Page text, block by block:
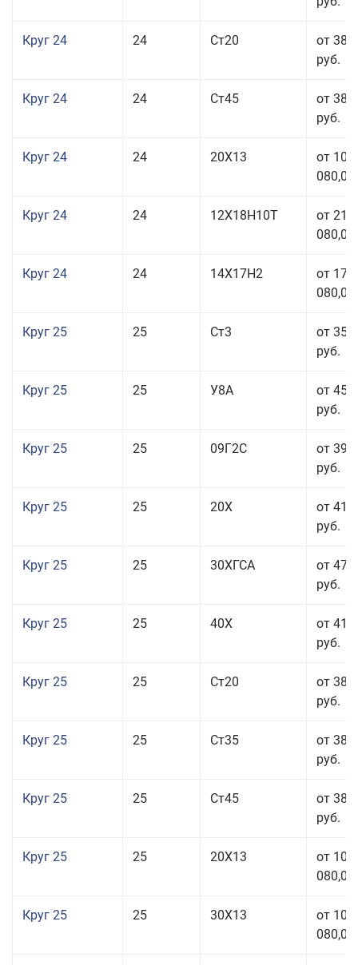
Круг 24 24 Ст20
от 38
руб.
Круг 24 24 Ст45
от 38
руб.
Круг 24 24 20Х13
от 103
080,00
Круг 24 24 12Х18Н10Т
от 211
080,00
Круг 24 24 14Х17Н2
от 178
080,00
Круг 25 25 Ст3
от 35
руб.
Круг 25 25 У8А
от 45
руб.
Круг 25 25 09Г2С
от 39
руб.
Круг 25 25 20Х
от 41
руб.
Круг 25 25 30ХГСА
от 47
руб.
Круг 25 25 40Х
от 41
руб.
Круг 25 25 Ст20
от 38
руб.
Круг 25 25 Ст35
от 38
руб.
Круг 25 25 Ст45
от 38
руб.
Круг 25 25 20Х13
от 103
080,00
Круг 25 25 30Х13
от 103
080,00